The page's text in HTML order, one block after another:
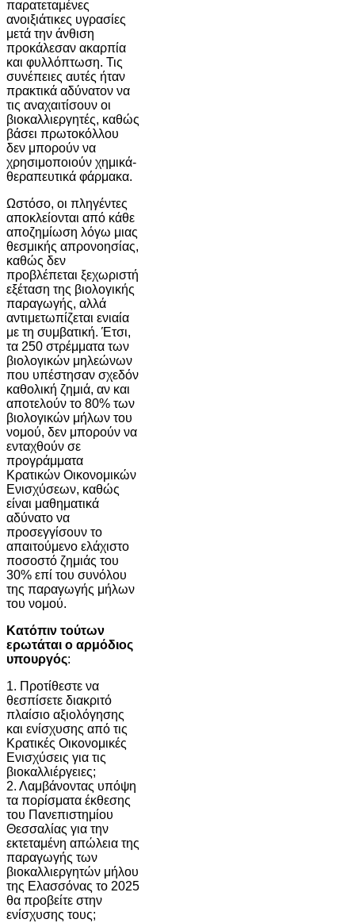
παρατεταμένες
ανοιξιάτικες υγρασίες
μετά την άνθιση
προκάλεσαν ακαρπία
και φυλλόπτωση. Τις
συνέπειες αυτές ήταν
πρακτικά αδύνατον να
τις αναχαιτίσουν οι
βιοκαλλιεργητές, καθώς
βάσει πρωτοκόλλου
δεν μπορούν να
χρησιμοποιούν χημικά-
θεραπευτικά φάρμακα.
Ωστόσο, οι πληγέντες
αποκλείονται από κάθε
αποζημίωση λόγω μιας
θεσμικής απρονοησίας,
καθώς δεν
προβλέπεται ξεχωριστή
εξέταση της βιολογικής
παραγωγής, αλλά
αντιμετωπίζεται ενιαία
με τη συμβατική. Έτσι,
τα 250 στρέμματα των
βιολογικών μηλεώνων
που υπέστησαν σχεδόν
καθολική ζημιά, αν και
αποτελούν το 80% των
βιολογικών μήλων του
νομού, δεν μπορούν να
ενταχθούν σε
προγράμματα
Κρατικών Οικονομικών
Ενισχύσεων, καθώς
είναι μαθηματικά
αδύνατο να
προσεγγίσουν το
απαιτούμενο ελάχιστο
ποσοστό ζημιάς του
30% επί του συνόλου
της παραγωγής μήλων
του νομού.
Κατόπιν τούτων
ερωτάται ο αρμόδιος
υπουργός:
1. Προτίθεστε να
θεσπίσετε διακριτό
πλαίσιο αξιολόγησης
και ενίσχυσης από τις
Κρατικές Οικονομικές
Ενισχύσεις για τις
βιοκαλλιέργειες;
2. Λαμβάνοντας υπόψη
τα πορίσματα έκθεσης
του Πανεπιστημίου
Θεσσαλίας για την
εκτεταμένη απώλεια της
παραγωγής των
βιοκαλλιεργητών μήλου
της Ελασσόνας το 2025
θα προβείτε στην
ενίσχυσης τους;